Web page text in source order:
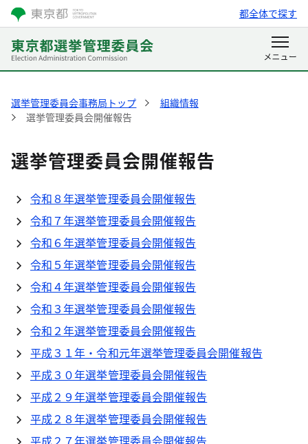
都全体で探す
選挙管理委員会事務局トップ
組織情報
選挙管理委員会開催報告
選挙管理委員会開催報告
令和８年選挙管理委員会開催報告
令和７年選挙管理委員会開催報告
令和６年選挙管理委員会開催報告
令和５年選挙管理委員会開催報告
令和４年選挙管理委員会開催報告
令和３年選挙管理委員会開催報告
令和２年選挙管理委員会開催報告
平成３１年・令和元年選挙管理委員会開催報告
平成３０年選挙管理委員会開催報告
平成２９年選挙管理委員会開催報告
平成２８年選挙管理委員会開催報告
平成２７年選挙管理委員会開催報告